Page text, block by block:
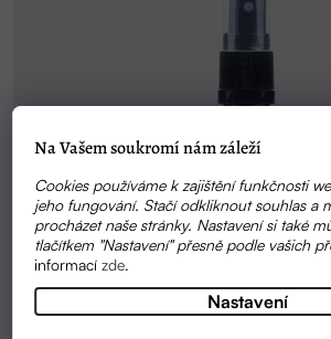
Na Vašem soukromí nám záleží
Cookies používáme k zajištění funkčnosti
jeho fungování. Stačí odkliknout souhlas a
procházet naše stránky. Nastavení si také
tlačítkem "Nastavení" přesně podle vašich
informacízde.
Nastavení